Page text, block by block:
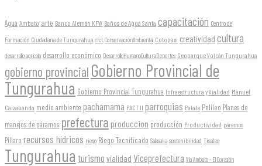
Agua Ambato arte Banco Alemán KFW Baños de Agua Santa capacitación Centro de
Formación Ciudadana de Tungurahua cfct ConservaciónAmbiental Cotopaxi creatividad cultura
desarrollo agrícola desarrollo económico DesarrolloHumanoCulturaDeportes Geoparque Volcán Tungurahua
gobierno provincial Gobierno Provincial de
Tungurahua Gobierno Provincial Tungurahua Infraestructura y Vialidad Manuel
Caizabanda medio ambiente pachamama PACT II parroquias Patate Pelileo Planes de
manejos de páramos prefectura produccion producción Productividad páramos
Píllaro recursos hídricos riego Riego Tecnificado Salasaka sostenibilidad Tisaleo
Tungurahua turismo vialidad Viceprefectura Vía Ambato - El Corazón